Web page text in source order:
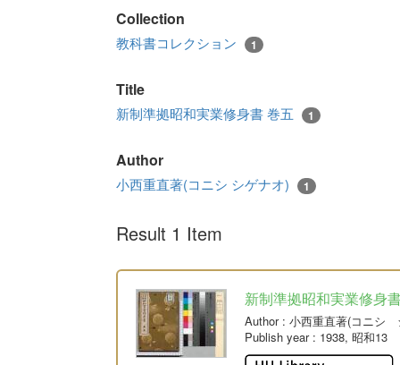
Collection
教科書コレクション 1
Title
新制準拠昭和実業修身書 巻五 1
Author
小西重直著(コニシ シゲナオ) 1
Result 1 Item
新制準拠昭和実業修身
Author: 小西重直著(コニシ
Publish year: 1938, 昭和13